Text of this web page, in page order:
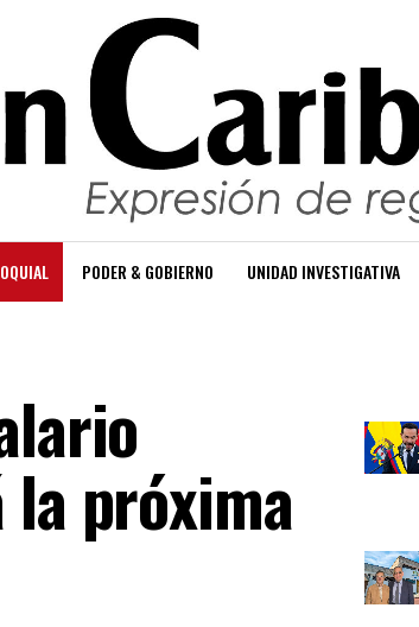
PODER & GOBIERNO UNIDAD INVESTIGATIVA
próxima